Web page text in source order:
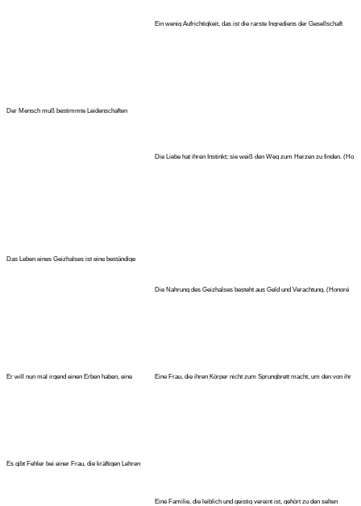
Ein wenig Aufrichtigkeit, das ist die rarste Ingrediens der Gesellschaft
Der Mensch muß bestimmte Leidenschaften
Die Liebe hat ihren Instinkt; sie weiß den Weg zum Herzen zu finden. (Ho
Das Leben eines Geizhalses ist eine beständige
Die Nahrung des Geizhalses besteht aus Geld und Verachtung. (Honoré
Er will nun mal irgend einen Erben haben, eine
Eine Frau, die ihren Körper nicht zum Sprungbrett macht, um den von ihr
Es gibt Fehler bei einer Frau, die kräftigen Lehren
Eine Familie, die leiblich und geistig vereint ist, gehört zu den selten